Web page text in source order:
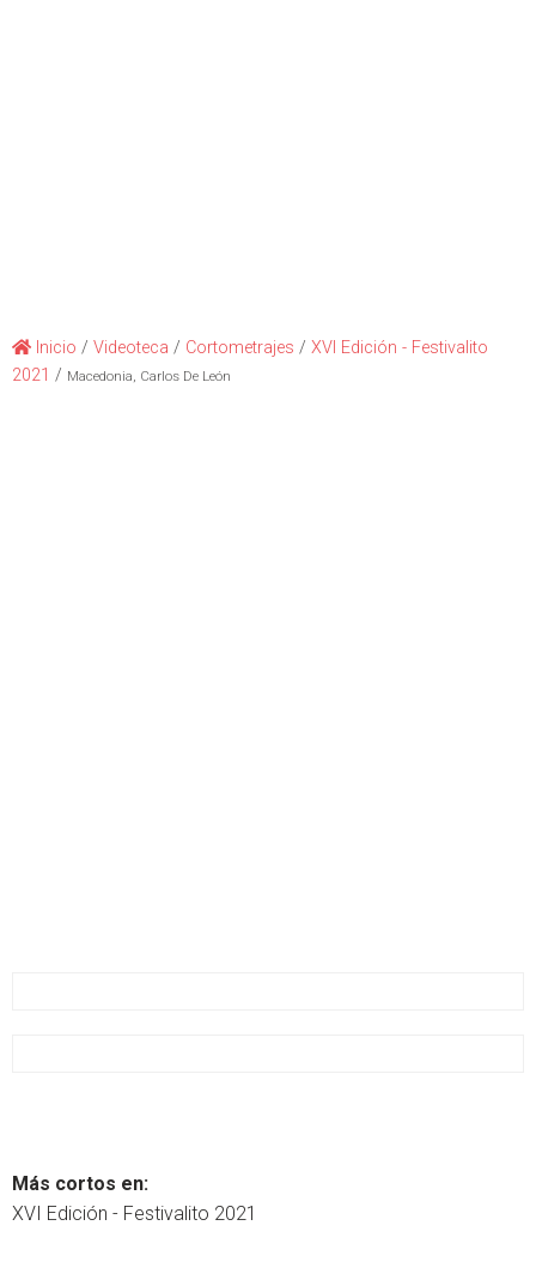
Inicio / Videoteca / Cortometrajes / XVI Edición - Festivalito
2021 / Macedonia, Carlos De León
Más cortos en:
XVI Edición - Festivalito 2021